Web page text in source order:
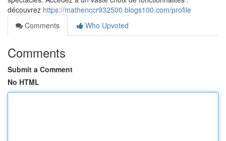
découvrez https://mathenccr932500.blogs100.com/profile
Comments
Who Upvoted
Comments
Submit a Comment
No HTML